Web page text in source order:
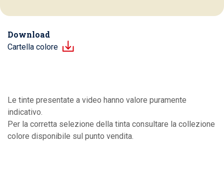
Download
Cartella colore
Le tinte presentate a video hanno valore puramente
indicativo.
Per la corretta selezione della tinta consultare la collezione
colore disponibile sul punto vendita.